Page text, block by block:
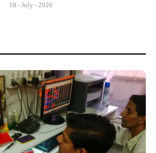
10 - July - 2026